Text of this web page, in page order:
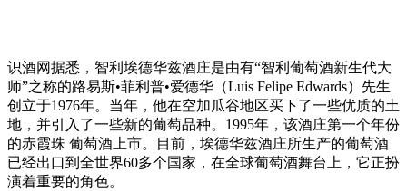
识酒网据悉，智利埃德华兹酒庄是由有“智利葡萄酒新生代大
师”之称的路易斯•菲利普•爱德华（Luis Felipe Edwards）先生
创立于1976年。当年，他在空加瓜谷地区买下了一些优质的土
地，并引入了一些新的葡萄品种。1995年，该酒庄第一个年份
的赤霞珠 葡萄酒上市。目前，埃德华兹酒庄所生产的葡萄酒
已经出口到全世界60多个国家，在全球葡萄酒舞台上，它正扮
演着重要的角色。